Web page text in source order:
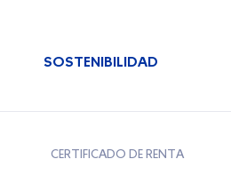
SOSTENIBILIDAD
CERTIFICADO DE RENTA